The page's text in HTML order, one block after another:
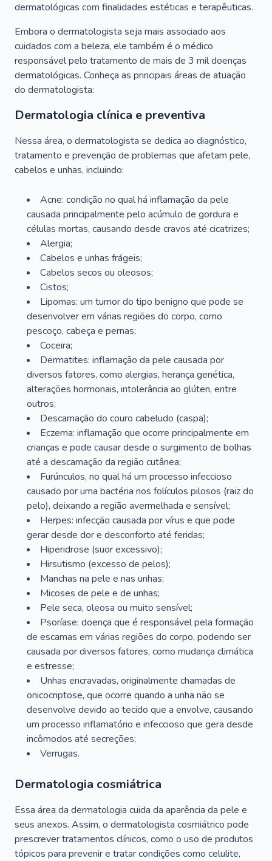
dermatológicas com finalidades estéticas e terapêuticas.
Embora o dermatologista seja mais associado aos
cuidados com a beleza, ele também é o médico
responsável pelo tratamento de mais de 3 mil doenças
dermatológicas. Conheça as principais áreas de atuação
do dermatologista:
Dermatologia clínica e preventiva
Nessa área, o dermatologista se dedica ao diagnóstico,
tratamento e prevenção de problemas que afetam pele,
cabelos e unhas, incluindo:
Acne: condição no qual há inflamação da pele
causada principalmente pelo acúmulo de gordura e
células mortas, causando desde cravos até cicatrizes;
Alergia;
Cabelos e unhas frágeis;
Cabelos secos ou oleosos;
Cistos;
Lipomas: um tumor do tipo benigno que pode se
desenvolver em várias regiões do corpo, como
pescoço, cabeça e pernas;
Coceira;
Dermatites: inflamação da pele causada por
diversos fatores, como alergias, herança genética,
alterações hormonais, intolerância ao glúten, entre
outros;
Descamação do couro cabeludo (caspa);
Eczema: inflamação que ocorre principalmente em
crianças e pode causar desde o surgimento de bolhas
até a descamação da região cutânea;
Furúnculos, no qual há um processo infeccioso
causado por uma bactéria nos folículos pilosos (raiz do
pelo), deixando a região avermelhada e sensível;
Herpes: infecção causada por vírus e que pode
gerar desde dor e desconforto até feridas;
Hiperidrose (suor excessivo);
Hirsutismo (excesso de pelos);
Manchas na pele e nas unhas;
Micoses de pele e de unhas;
Pele seca, oleosa ou muito sensível;
Psoríase: doença que é responsável pela formação
de escamas em várias regiões do corpo, podendo ser
causada por diversos fatores, como mudança climática
e estresse;
Unhas encravadas, originalmente chamadas de
onicocriptose, que ocorre quando a unha não se
desenvolve devido ao tecido que a envolve, causando
um processo inflamatório e infeccioso que gera desde
incômodos até secreções;
Verrugas.
Dermatologia cosmiátrica
Essa área da dermatologia cuida da aparência da pele e
seus anexos. Assim, o dermatologista cosmiátrico pode
prescrever tratamentos clínicos, como o uso de produtos
tópicos para prevenir e tratar condições como celulite,